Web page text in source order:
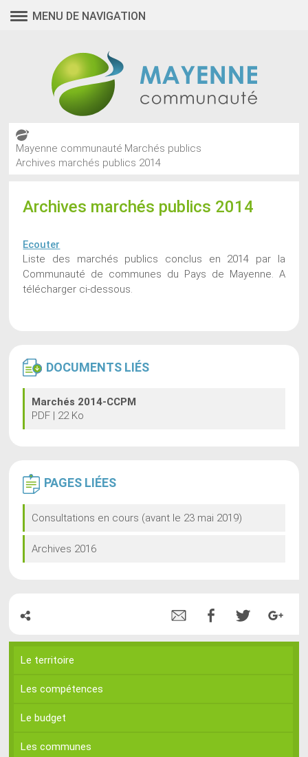
MENU DE NAVIGATION
Mayenne communauté Marchés publics
Archives marchés publics 2014
Archives marchés publics 2014
Ecouter
Liste des marchés publics conclus en 2014 par la
Communauté de communes du Pays de Mayenne. A
télécharger ci-dessous.
DOCUMENTS LIÉS
Marchés 2014-CCPM
PDF | 22 Ko
PAGES LIÉES
Consultations en cours (avant le 23 mai 2019)
Archives 2016
Le territoire
Les compétences
Le budget
Les communes